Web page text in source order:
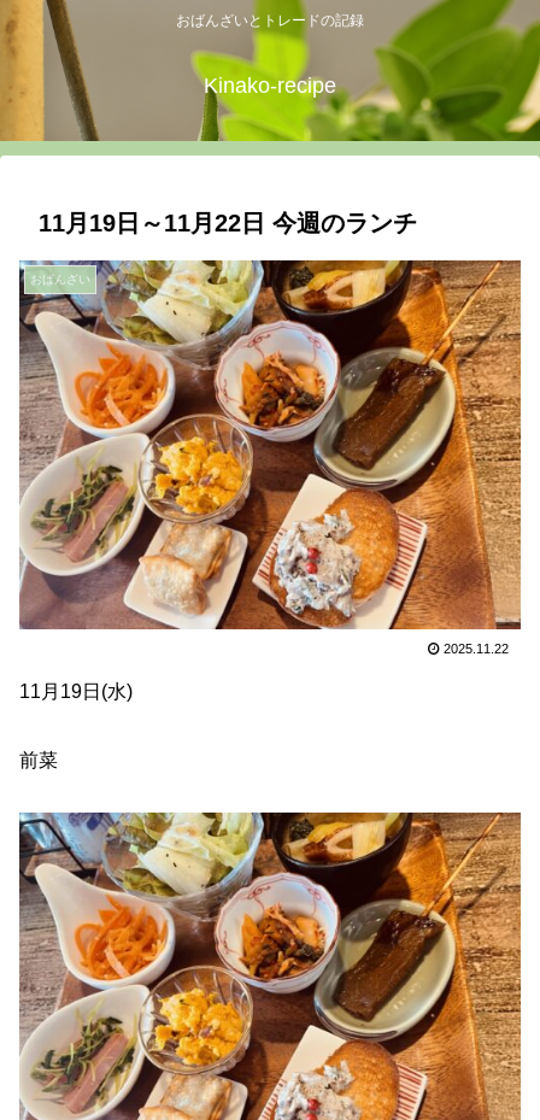
おばんざいとトレードの記録
Kinako-recipe
11月19日～11月22日 今週のランチ
おばんざい
2025.11.22
11月19日(水)
前菜